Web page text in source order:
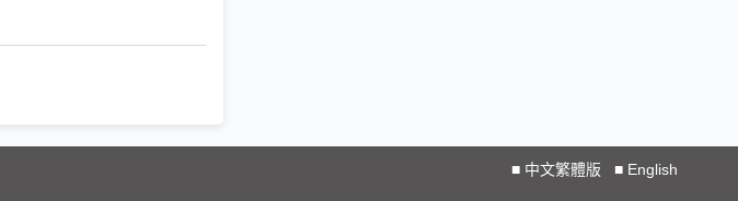
■ 中文繁體版 ■ English